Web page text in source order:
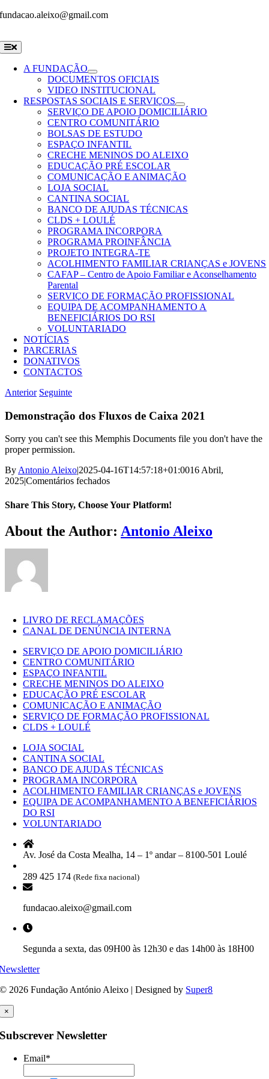
Skip
fundacao.aleixo@gmail.com
Toggle
Navigation
A FUNDAÇÃO
DOCUMENTOS OFICIAIS
VIDEO INSTITUCIONAL
RESPOSTAS SOCIAIS E SERVIÇOS
SERVIÇO DE APOIO DOMICILIÁRIO
CENTRO COMUNITÁRIO
BOLSAS DE ESTUDO
ESPAÇO INFANTIL
CRECHE MENINOS DO ALEIXO
EDUCAÇÃO PRÉ ESCOLAR
COMUNICAÇÃO E ANIMAÇÃO
LOJA SOCIAL
CANTINA SOCIAL
BANCO DE AJUDAS TÉCNICAS
CLDS + LOULÉ
PROGRAMA INCORPORA
PROGRAMA PROINFÂNCIA
PROJETO INTEGRA-TE
ACOLHIMENTO FAMILIAR CRIANÇAS e JOVENS
CAFAP – Centro de Apoio Familiar e Aconselhamento
Parental
SERVIÇO DE FORMAÇÃO PROFISSIONAL
EQUIPA DE ACOMPANHAMENTO A
BENEFICIÁRIOS DO RSI
VOLUNTARIADO
NOTÍCIAS
PARCERIAS
DONATIVOS
CONTACTOS
Anterior Seguinte
Demonstração dos Fluxos de Caixa 2021
Sorry you can't see this Memphis Documents file you don't have the
proper permission.
ByAntonio Aleixo|2025-04-16T14:57:18+01:0016 Abril,
2025|Comentários fechadosem
dos
Caixa
Share This Story, Choose Your Platform!
Facebook
X
Reddit
LinkedIn
WhatsApp
Telegram
Tumblr
Pinterest
Vk
Xing
Email
(necessário
mas
About the Author: Antonio Aleixo
LIVRO DE RECLAMAÇÕES
CANAL DE DENÚNCIA INTERNA
SERVIÇO DE APOIO DOMICILIÁRIO
CENTRO COMUNITÁRIO
ESPAÇO INFANTIL
CRECHE MENINOS DO ALEIXO
EDUCAÇÃO PRÉ ESCOLAR
COMUNICAÇÃO E ANIMAÇÃO
SERVIÇO DE FORMAÇÃO PROFISSIONAL
CLDS + LOULÉ
LOJA SOCIAL
CANTINA SOCIAL
BANCO DE AJUDAS TÉCNICAS
PROGRAMA INCORPORA
ACOLHIMENTO FAMILIAR CRIANÇAS e JOVENS
EQUIPA DE ACOMPANHAMENTO A BENEFICIÁRIOS
DO RSI
VOLUNTARIADO
Av. José da Costa Mealha, 14 – 1º andar – 8100-501 Loulé
289 425 174 (Rede fixa nacional)
fundacao.aleixo@gmail.com
Segunda a sexta, das 09H00 às 12h30 e das 14h00 às 18H00
© 2026 Fundação António Aleixo | Designed by Super8
×
Subscrever Newsletter
Email*